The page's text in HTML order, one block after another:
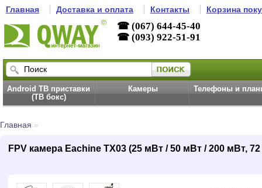
Главная Доставка и оплата Контакты Корзина
☎ (067) 644-45-40
☎ (093) 922-51-91
Android ТВ приставки
(ТВ бокс)
Камеры Телефоны и
Главная »
FPV камера Eachine TX03 (25 мВт / 50 мВт / 200 мВт, 72